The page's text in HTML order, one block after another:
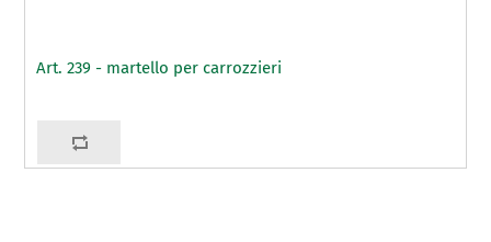
Art. 239 - martello per carrozzieri